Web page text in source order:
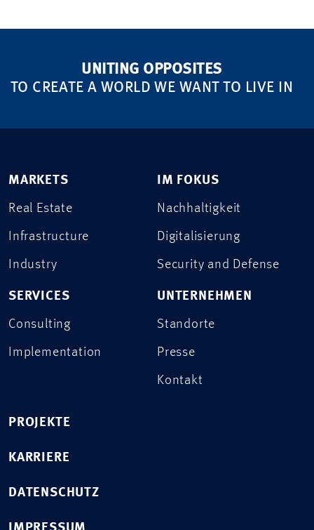
UNITING OPPOSITES
TO CREATE A WORLD WE WANT TO LIVE IN
MARKETS
Real Estate
Infrastructure
Industry
SERVICES
Consulting
Implementation
IM FOKUS
Nachhaltigkeit
Digitalisierung
Security and Defense
UNTERNEHMEN
Standorte
Presse
Kontakt
PROJEKTE
KARRIERE
DATENSCHUTZ